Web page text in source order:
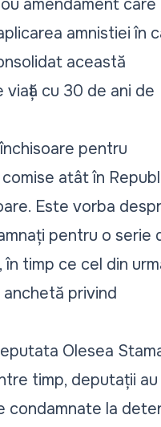
amendament care
amnistiei în
această
cu 30 de ani de
pentru
atât în
Este vorba
pentru o serie
timp ce cel din
privind
Olesea
timp, deputații au
condamnate la